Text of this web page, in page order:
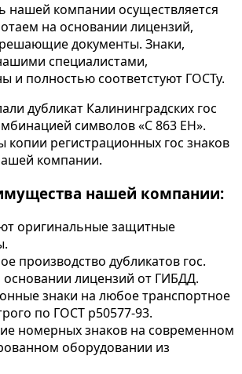
нашей компании осуществляется
на основании лицензий,
документы. Знаки,
специалистами,
и полностью соответстуют ГОСТу.
дубликат Калининградских гос
символов «С 863 ЕН».
копии регистрационных гос знаков
компании.
нашей компании:
оригинальные защитные
производство дубликатов гос.
лицензий от ГИБДД.
знаки на любое транспортное
по ГОСТ р50577-93.
номерных знаков на современном
оборудовании из